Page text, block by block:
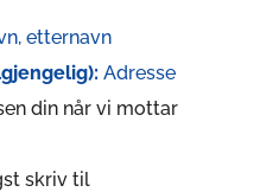
etternavn
Adresse
din når vi mottar
skriv til